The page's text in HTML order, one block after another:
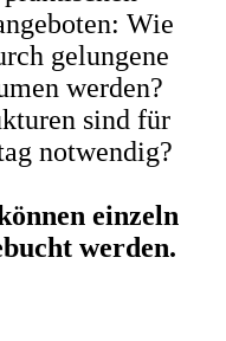
Wie
gelungene
werden?
sind für
notwendig?
einzeln
werden.